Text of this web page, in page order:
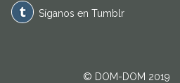
Síganos en Tumblr
© DOM-DOM 2019